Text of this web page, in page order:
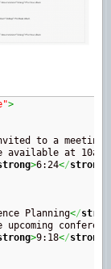
>
to a meeting
available at 10am
>6:24</strong
Planning</
>9:18</strong